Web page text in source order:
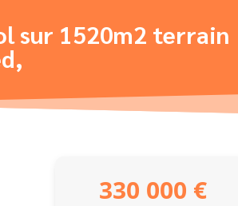
sur 1520m2 terrain
330 000 €